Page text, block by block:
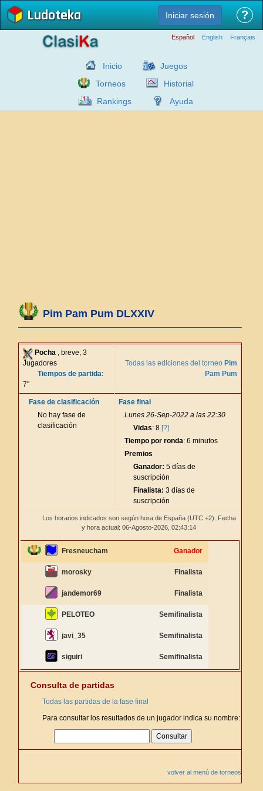
Ludoteka Iniciar sesión ?
Español English Français
Inicio
Juegos
Torneos
Historial
Rankings
Ayuda
Pim Pam Pum DLXXIV
Pocha , breve, 3
Jugadores
Tiempos de partida:
7"
Todas las ediciones del torneo Pim
Pam Pum
Fase de clasificación
No hay fase de
clasificación
Fase final
Lunes 26-Sep-2022 a las 22:30
Vidas: 8 [?]
Tiempo por ronda: 6 minutos
Premios
Ganador: 5 días de
suscripción
Finalista: 3 días de
suscripción
Los horarios indicados son según hora de España (UTC +2). Fecha
y hora actual: 06-Agosto-2026, 02:43:14
Fresneucham Ganador
morosky Finalista
jandemor69 Finalista
PELOTEO Semifinalista
javi_35 Semifinalista
siguiri Semifinalista
Consulta de partidas
Todas las partidas de la fase final
Para consultar los resultados de un jugador indica su nombre:
volver al menú de torneos